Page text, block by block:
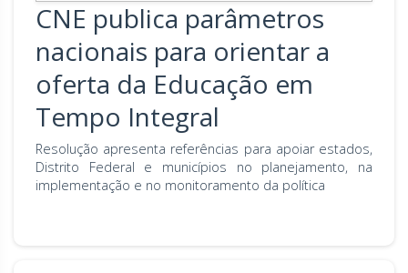
CNE publica parâmetros
nacionais para orientar a
oferta da Educação em
Tempo Integral
Resolução apresenta referências para apoiar estados,
Distrito Federal e municípios no planejamento, na
implementação e no monitoramento da política